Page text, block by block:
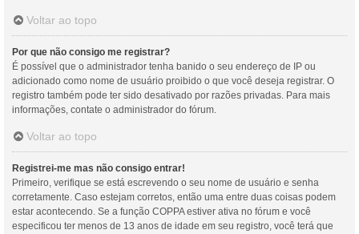
Voltar ao topo
Por que não consigo me registrar?
É possível que o administrador tenha banido o seu endereço de IP ou
adicionado como nome de usuário proibido o que você deseja registrar. O
registro também pode ter sido desativado por razões privadas. Para mais
informações, contate o administrador do fórum.
Voltar ao topo
Registrei-me mas não consigo entrar!
Primeiro, verifique se está escrevendo o seu nome de usuário e senha
corretamente. Caso estejam corretos, então uma entre duas coisas podem
estar acontecendo. Se a função COPPA estiver ativa no fórum e você
especificou ter menos de 13 anos de idade em seu registro, você terá que